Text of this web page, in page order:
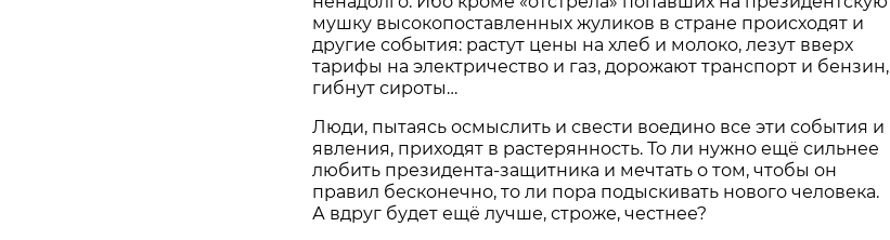
мушку высокопоставленных жуликов в стране происходят и
другие события: растут цены на хлеб и молоко, лезут вверх
тарифы на электричество и газ, дорожают транспорт и бензин,
гибнут сироты…
Люди, пытаясь осмыслить и свести воедино все эти события и
явления, приходят в растерянность. То ли нужно ещё сильнее
любить президента-защитника и мечтать о том, чтобы он
правил бесконечно, то ли пора подыскивать нового человека.
А вдруг будет ещё лучше, строже, честнее?